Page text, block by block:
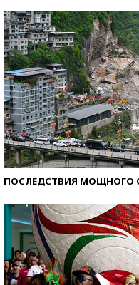
ПОСЛЕДСТВИЯ МОЩНОГО